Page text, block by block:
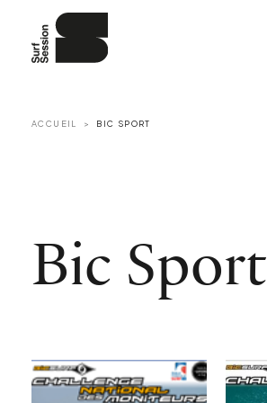
ACCUEIL BIC SPORT
Bic Sport